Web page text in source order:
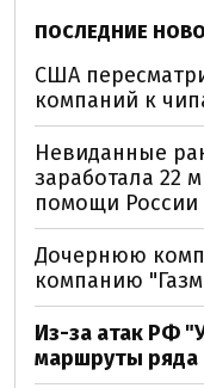
ПОСЛЕДНИЕ
США
компаний к
Невиданные
заработала 22
помощи России
Дочернюю
компанию
Из-за атак РФ
маршруты ряда